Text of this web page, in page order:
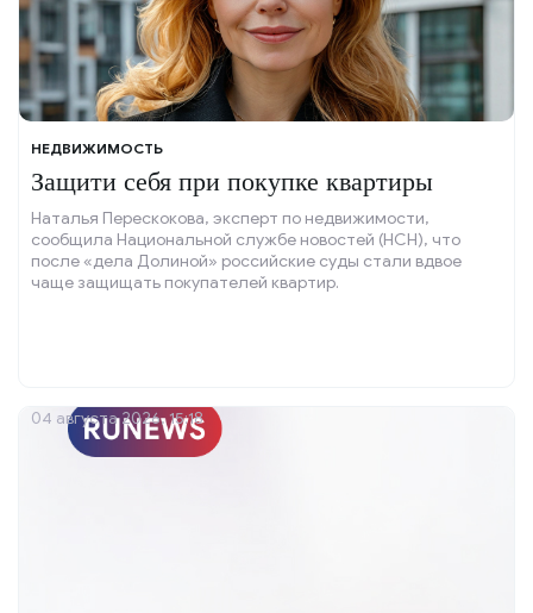
НЕДВИЖИМОСТЬ
Защити себя при покупке квартиры
Наталья Перескокова, эксперт по недвижимости,
сообщила Национальной службе новостей (НСН), что
после «дела Долиной» российские суды стали вдвое
чаще защищать покупателей квартир.
04 августа 2026, 15:18